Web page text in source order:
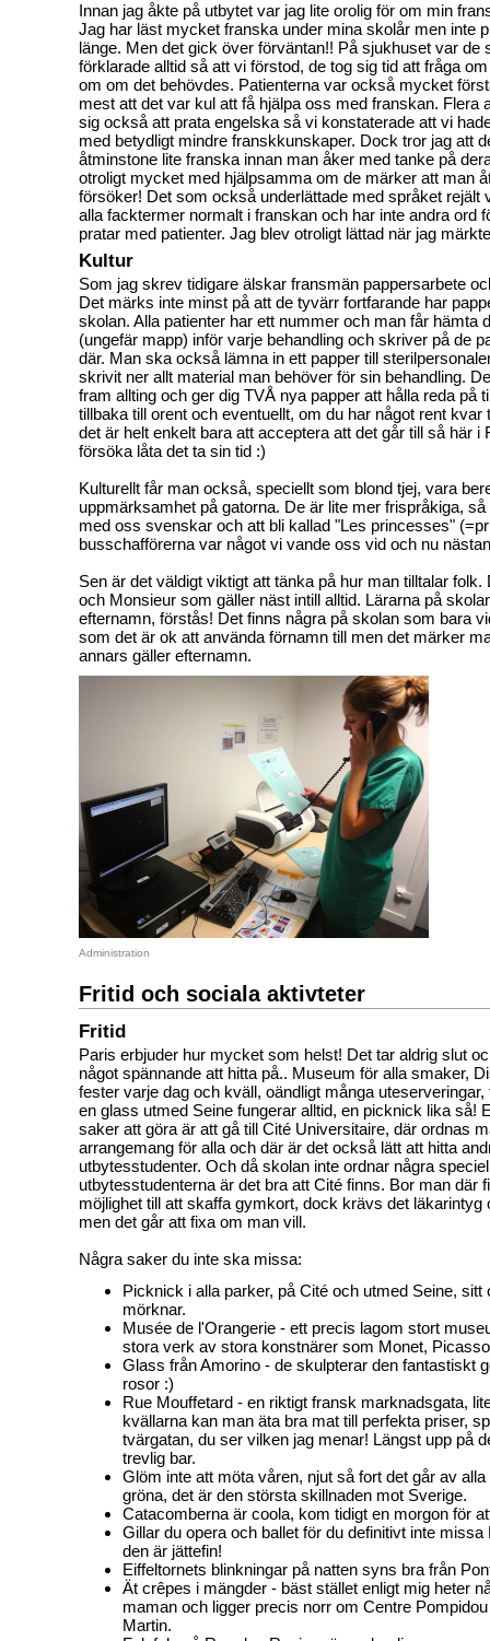
Innan jag åkte på utbytet var jag lite orolig för om min
Jag har läst mycket franska under mina skolår men inte
länge. Men det gick över förväntan!! På sjukhuset var de
förklarade alltid så att vi förstod, de tog sig tid att fråga
om om det behövdes. Patienterna var också mycket
mest att det var kul att få hjälpa oss med franskan. Flera
sig också att prata engelska så vi konstaterade att vi
med betydligt mindre franskkunskaper. Dock tror jag att
åtminstone lite franska innan man åker med tanke på
otroligt mycket med hjälpsamma om de märker att man
försöker! Det som också underlättade med språket rejält
alla facktermer normalt i franskan och har inte andra ord
pratar med patienter. Jag blev otroligt lättad när jag
Kultur
Som jag skrev tidigare älskar fransmän pappersarbete
Det märks inte minst på att de tyvärr fortfarande har
skolan. Alla patienter har ett nummer och man får hämta
(ungefär mapp) inför varje behandling och skriver på de
där. Man ska också lämna in ett papper till
skrivit ner allt material man behöver för sin behandling.
fram allting och ger dig TVÅ nya papper att hålla reda på
tillbaka till orent och eventuellt, om du har något rent kvar
det är helt enkelt bara att acceptera att det går till så här i
försöka låta det ta sin tid :)
Kulturellt får man också, speciellt som blond tjej, vara
uppmärksamhet på gatorna. De är lite mer frispråkiga,
med oss svenskar och att bli kallad "Les princesses"
busschafförerna var något vi vande oss vid och nu
Sen är det väldigt viktigt att tänka på hur man tilltalar folk.
och Monsieur som gäller näst intill alltid. Lärarna på
efternamn, förstås! Det finns några på skolan som bara
som det är ok att använda förnamn till men det märker
annars gäller efternamn.
Administration
Fritid och sociala aktivteter
Fritid
Paris erbjuder hur mycket som helst! Det tar aldrig slut
något spännande att hitta på.. Museum för alla smaker,
fester varje dag och kväll, oändligt många
en glass utmed Seine fungerar alltid, en picknick lika så!
saker att göra är att gå till Cité Universitaire, där ordnas
arrangemang för alla och där är det också lätt att hitta
utbytesstudenter. Och då skolan inte ordnar några
utbytesstudenterna är det bra att Cité finns. Bor man där
möjlighet till att skaffa gymkort, dock krävs det läkarintyg
men det går att fixa om man vill.
Några saker du inte ska missa:
Picknick i alla parker, på Cité och utmed Seine, sitt
mörknar.
Musée de l'Orangerie - ett precis lagom stort
stora verk av stora konstnärer som Monet,
Glass från Amorino - de skulpterar den fantastiskt
rosor :)
Rue Mouffetard - en riktigt fransk marknadsgata,
kvällarna kan man äta bra mat till perfekta priser,
tvärgatan, du ser vilken jag menar! Längst upp på
trevlig bar.
Glöm inte att möta våren, njut så fort det går av
gröna, det är den största skillnaden mot Sverige.
Catacomberna är coola, kom tidigt en morgon för
Gillar du opera och ballet för du definitivt inte
den är jättefin!
Eiffeltornets blinkningar på natten syns bra från
Ät crêpes i mängder - bäst stället enligt mig heter
maman och ligger precis norr om Centre Pompidou
Martin.